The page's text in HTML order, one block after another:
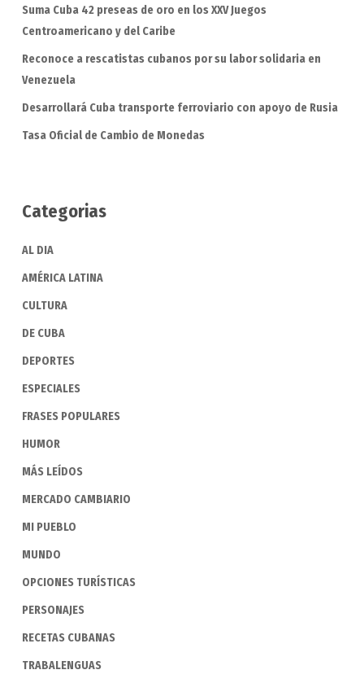
Suma Cuba 42 preseas de oro en los XXV Juegos
Centroamericano y del Caribe
Reconoce a rescatistas cubanos por su labor solidaria en
Venezuela
Desarrollará Cuba transporte ferroviario con apoyo de Rusia
Tasa Oficial de Cambio de Monedas
Categorias
AL DIA
AMÉRICA LATINA
CULTURA
DE CUBA
DEPORTES
ESPECIALES
FRASES POPULARES
HUMOR
MÁS LEÍDOS
MERCADO CAMBIARIO
MI PUEBLO
MUNDO
OPCIONES TURÍSTICAS
PERSONAJES
RECETAS CUBANAS
TRABALENGUAS